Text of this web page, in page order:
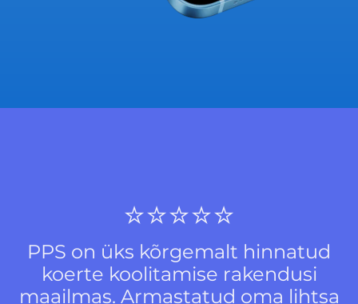
⭐️⭐️⭐️⭐️⭐️
PPS on üks kõrgemalt hinnatud
koerte koolitamise rakendusi
maailmas. Armastatud oma lihtsa